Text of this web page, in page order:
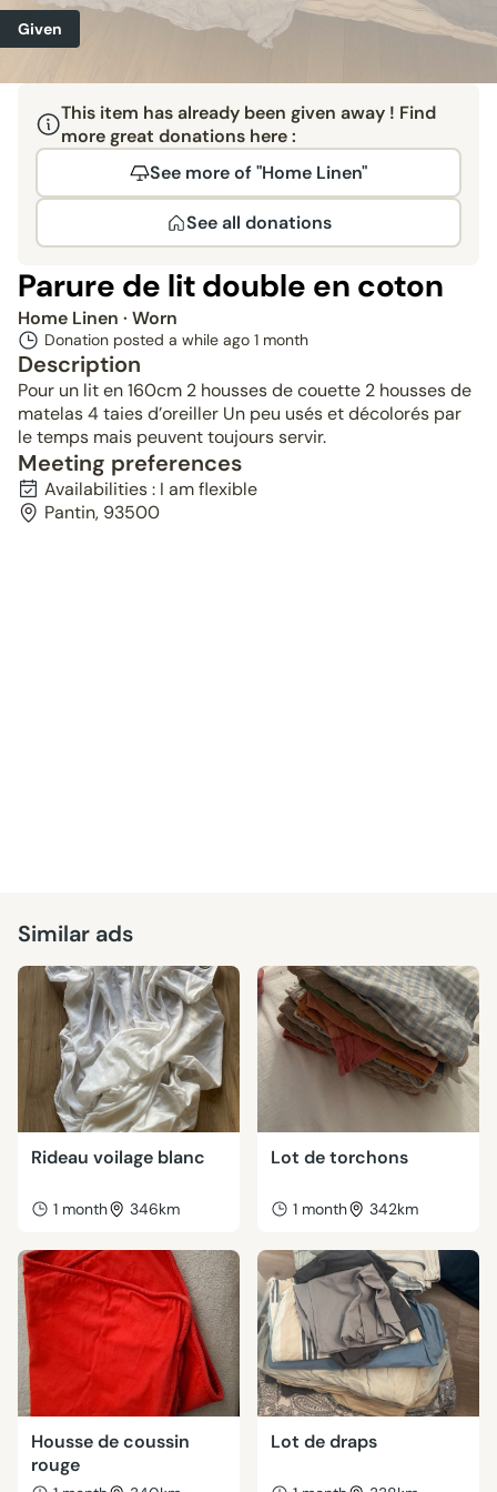
Given
This item has already been given away ! Find
more great donations here :
See more of "Home Linen"
See all donations
Parure de lit double en coton
Home Linen · Worn
Donation posted a while ago 1 month
Description
Pour un lit en 160cm 2 housses de couette 2 housses de
matelas 4 taies d’oreiller Un peu usés et décolorés par
le temps mais peuvent toujours servir.
Meeting preferences
Availabilities : I am flexible
Pantin, 93500
Similar ads
Rideau voilage blanc
1 month 346km
Lot de torchons
1 month 342km
Housse de coussin
rouge
Lot de draps